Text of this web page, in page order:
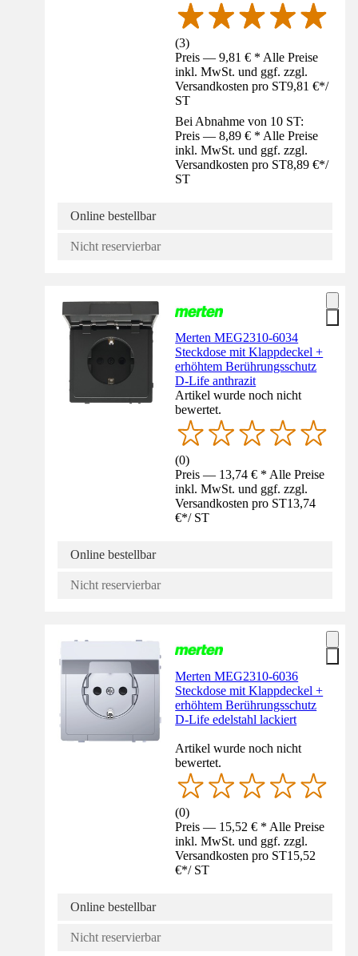
(3)
Preis — 9,81 € * Alle Preise
inkl. MwSt. und ggf. zzgl.
Versandkosten pro ST9,81 €*/
ST
Bei Abnahme von 10 ST:
Preis — 8,89 € * Alle Preise
inkl. MwSt. und ggf. zzgl.
Versandkosten pro ST8,89 €*/
ST
Online bestellbar
Nicht reservierbar
Merten MEG2310-6034
Steckdose mit Klappdeckel +
erhöhtem Berührungsschutz
D-Life anthrazit
Artikel wurde noch nicht
bewertet.
(0)
Preis — 13,74 € * Alle Preise
inkl. MwSt. und ggf. zzgl.
Versandkosten pro ST13,74
€*/ ST
Online bestellbar
Nicht reservierbar
Merten MEG2310-6036
Steckdose mit Klappdeckel +
erhöhtem Berührungsschutz
D-Life edelstahl lackiert
Artikel wurde noch nicht
bewertet.
(0)
Preis — 15,52 € * Alle Preise
inkl. MwSt. und ggf. zzgl.
Versandkosten pro ST15,52
€*/ ST
Online bestellbar
Nicht reservierbar